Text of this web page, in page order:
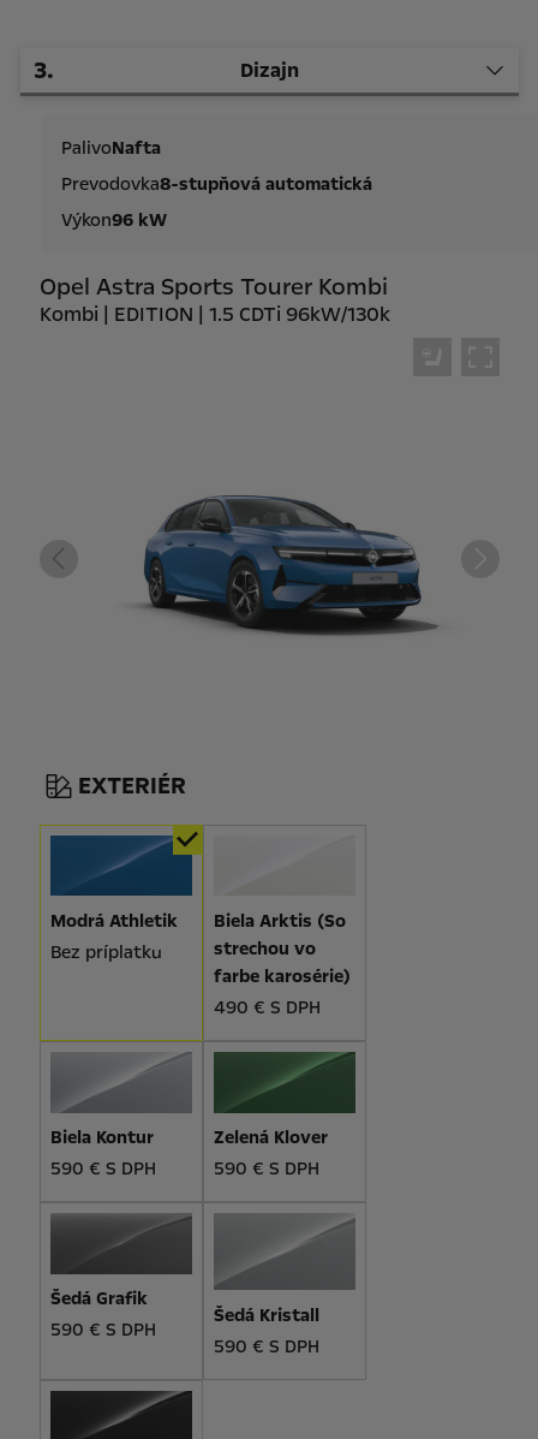
3. Dizajn
Opel Astra Sports Tourer Kombi
Kombi | EDITION | 1.5 CDTi 96kW/130k
PalivoNafta
Prevodovka8-stupňová automatická
Výkon96 kW
EXTERIÉR
Modrá Athletik
Bez príplatku
Biela Arktis (So
strechou vo
farbe karosérie)
490 € S DPH
Biela Kontur
590 € S DPH
Zelená Klover
590 € S DPH
Šedá Grafik
590 € S DPH
Šedá Kristall
590 € S DPH